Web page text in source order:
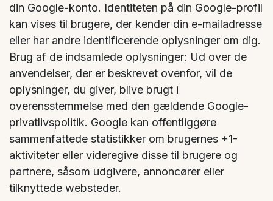
din Google-konto. Identiteten på din Google-profil
kan vises til brugere, der kender din e-mailadresse
eller har andre identificerende oplysninger om dig.
Brug af de indsamlede oplysninger: Ud over de
anvendelser, der er beskrevet ovenfor, vil de
oplysninger, du giver, blive brugt i
overensstemmelse med den gældende Google-
privatlivspolitik. Google kan offentliggøre
sammenfattede statistikker om brugernes +1-
aktiviteter eller videregive disse til brugere og
partnere, såsom udgivere, annoncører eller
tilknyttede websteder.